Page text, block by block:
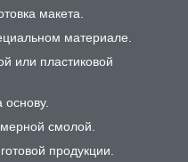
макета.
материале.
или пластиковой
смолой.
продукции.